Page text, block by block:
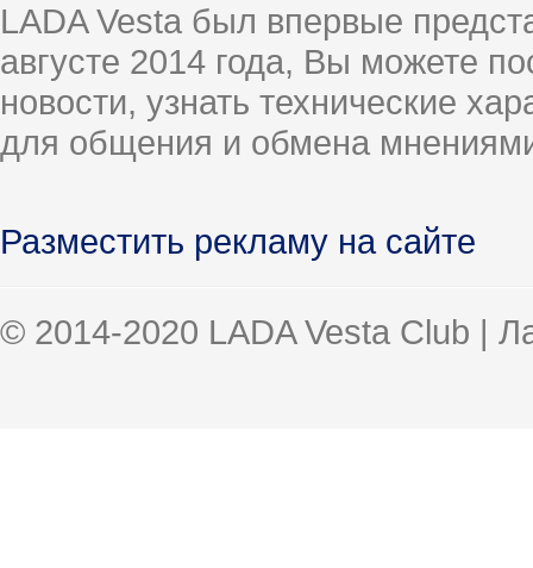
LADA Vesta был впервые
августе 2014 года, Вы можете
новости, узнать технические
для общения и обмена
Разместить рекламу на сайте
© 2014-2020 LADA Vesta Club |